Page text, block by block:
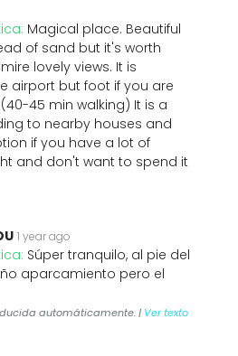
Magical place. Beautiful
of sand but it's worth
lovely views. It is
airport but foot if you are
45 min walking) It is a
to nearby houses and
if you have a lot of
and don't want to spend it
1 year ago
Súper tranquilo, al pie del
aparcamiento pero el
automáticamente. | Ver texto